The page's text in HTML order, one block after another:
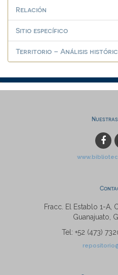
Relación
Sitio específico
Territorio – Análisis
Fracc. El Establo 1-A,
Guanajuato,
Tel: +52 (473)